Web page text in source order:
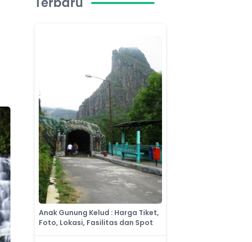
Anak Gunung Kelud : Harga Tiket,
Foto, Lokasi, Fasilitas dan Spot